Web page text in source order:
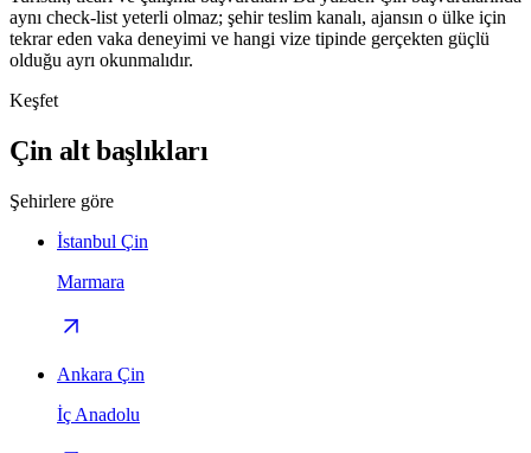
aynı check-list yeterli olmaz; şehir teslim kanalı, ajansın o ülke için
tekrar eden vaka deneyimi ve hangi vize tipinde gerçekten güçlü
olduğu ayrı okunmalıdır.
Keşfet
Çin alt başlıkları
Şehirlere göre
İstanbul Çin
Marmara
Ankara Çin
İç Anadolu